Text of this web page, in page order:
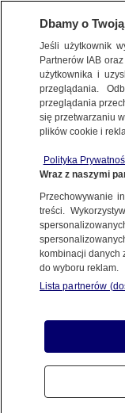
METEO
z
i
z
Dbamy o
Jeśli użytkownik
Partnerów IAB
użytkownika i
przeglądania.
przeglądania
się przetwarzaniu
plików cookie i
Polityka
Wraz z naszymi
Przechowywanie
treści.
kombinacji danych
do wyboru reklam.
Lista partnerów